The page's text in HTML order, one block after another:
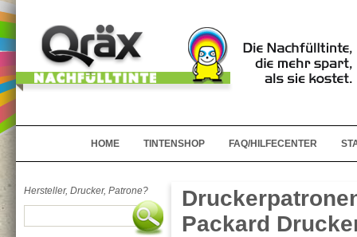
HOME TINTENSHOP FAQ/HILFECENTER
Hersteller, Drucker, Patrone?
Packard